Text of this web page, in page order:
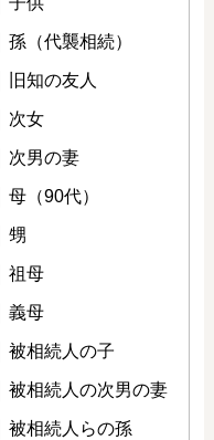
孫（代襲相続）
旧知の友人
次女
次男の妻
母（90代）
甥
祖母
義母
被相続人の子
被相続人の次男の妻
被相続人らの孫